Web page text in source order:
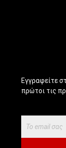
Εγγραφείτε
πρώτοι τις